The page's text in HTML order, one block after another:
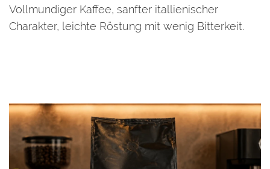
Vollmundiger Kaffee, sanfter itallienischer
Charakter, leichte Röstung mit wenig Bitterkeit.